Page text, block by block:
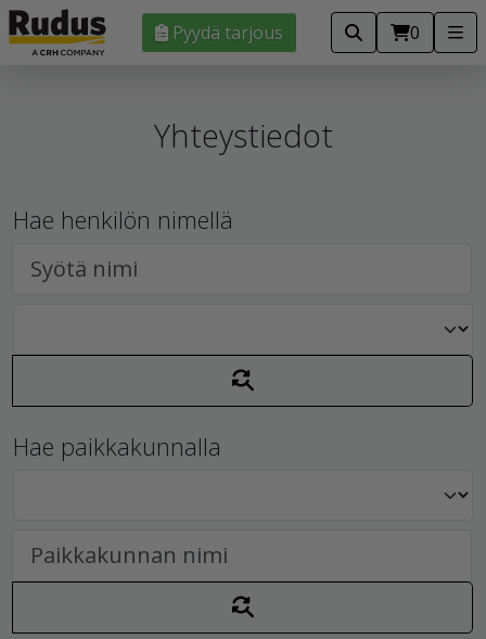
Pyydä tarjous 0
Yhteystiedot
Hae henkilön nimellä
Hae paikkakunnalla